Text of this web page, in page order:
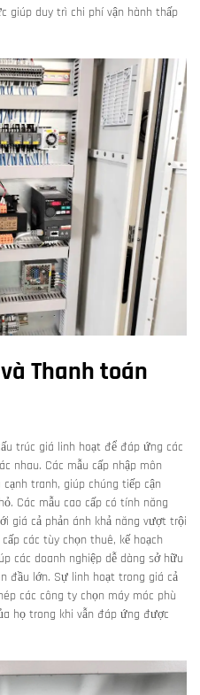
giúp duy trì chi phí vận hành thấp
Thanh toán
trúc giá linh hoạt để đáp ứng các
nhau. Các mẫu cấp nhập môn
tranh, giúp chúng tiếp cận
Các mẫu cao cấp có tính năng
giá cả phản ánh khả năng vượt trội
các tùy chọn thuê, kế hoạch
các doanh nghiệp dễ dàng sở hữu
đầu lớn. Sự linh hoạt trong giá cả
các công ty chọn máy móc phù
họ trong khi vẫn đáp ứng được